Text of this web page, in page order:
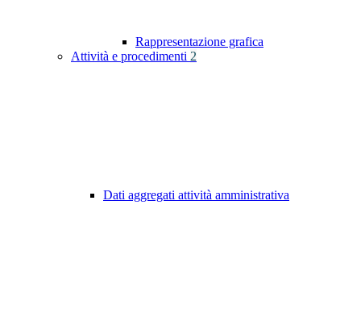
Rappresentazione grafica
Attività e procedimenti 2
Dati aggregati attività amministrativa